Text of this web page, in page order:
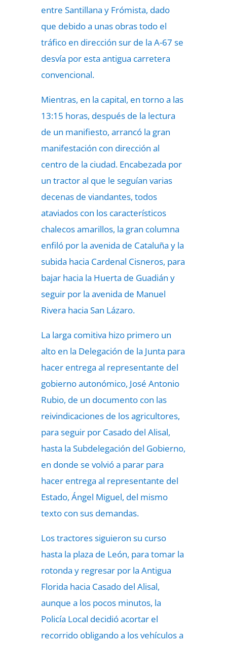
entre Santillana y Frómista, dado
que debido a unas obras todo el
tráfico en dirección sur de la A-67 se
desvía por esta antigua carretera
convencional.
Mientras, en la capital, en torno a las
13:15 horas, después de la lectura
de un manifiesto, arrancó la gran
manifestación con dirección al
centro de la ciudad. Encabezada por
un tractor al que le seguían varias
decenas de viandantes, todos
ataviados con los característicos
chalecos amarillos, la gran columna
enfiló por la avenida de Cataluña y la
subida hacia Cardenal Cisneros, para
bajar hacia la Huerta de Guadián y
seguir por la avenida de Manuel
Rivera hacia San Lázaro.
La larga comitiva hizo primero un
alto en la Delegación de la Junta para
hacer entrega al representante del
gobierno autonómico, José Antonio
Rubio, de un documento con las
reivindicaciones de los agricultores,
para seguir por Casado del Alisal,
hasta la Subdelegación del Gobierno,
en donde se volvió a parar para
hacer entrega al representante del
Estado, Ángel Miguel, del mismo
texto con sus demandas.
Los tractores siguieron su curso
hasta la plaza de León, para tomar la
rotonda y regresar por la Antigua
Florida hacia Casado del Alisal,
aunque a los pocos minutos, la
Policía Local decidió acortar el
recorrido obligando a los vehículos a